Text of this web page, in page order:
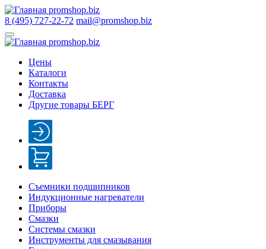
8 (495) 727-22-72 mail@promshop.biz
Цены
Каталоги
Контакты
Доставка
Другие товары БЕРГ
Съемники подшипников
Индукционные нагреватели
Приборы
Смазки
Системы смазки
Инструменты для смазывания